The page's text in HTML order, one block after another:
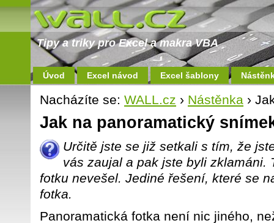
Tipy a triky pro Excel a makra VBA
Úvod Excel návod Excel šablony
Nacházíte se: WALL.cz › Nástěnka ›
Jak na panoramatický
Určitě jste se již setkali s tím, že
vás zaujal a pak jste byli zklamáni.
fotku nevešel. Jediné řešení, které se
fotka.
Panoramatická fotka není nic jiného,